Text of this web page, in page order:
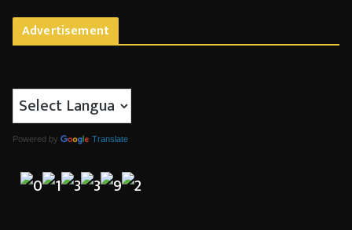
Advertisement
Powered by Translate